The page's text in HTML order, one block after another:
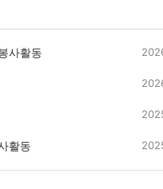
사활동
활동